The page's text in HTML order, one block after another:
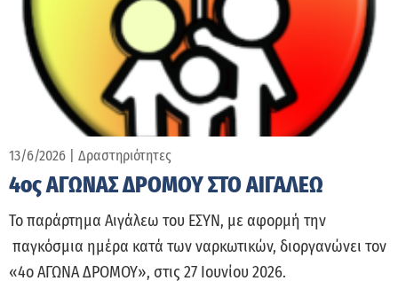
4ος ΑΓΩΝΑΣ ΔΡΟΜΟΥ ΣΤΟ ΑΙΓΑΛΕΩ
Το παράρτημα Αιγάλεω του ΕΣΥΝ, με αφορμή την
παγκόσμια ημέρα κατά των ναρκωτικών, διοργανώνει τον
«4ο ΑΓΩΝΑ ΔΡΟΜΟΥ», στις 27 Ιουνίου 2026.
13/6/2026 Δραστηριότητες